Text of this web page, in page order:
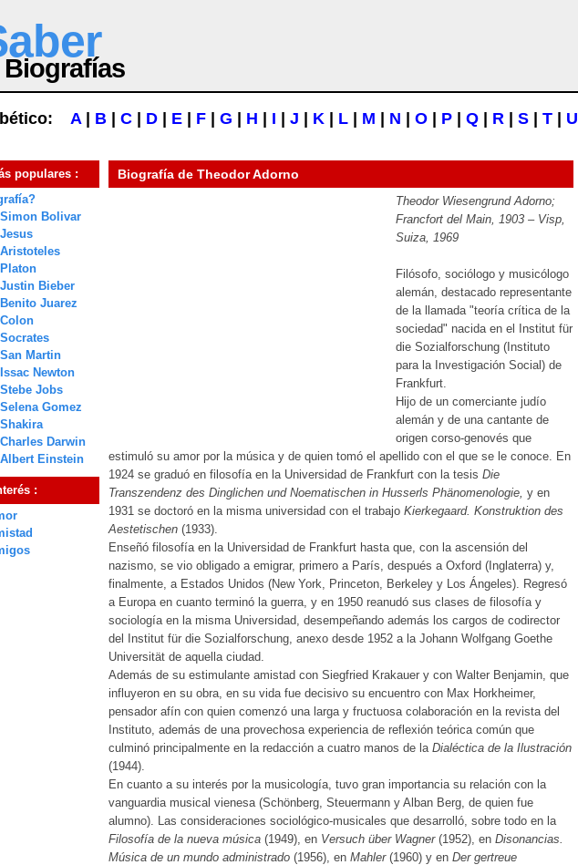
Biografías
A| B C D E F G H I J K L M N O P Q R S T U
populares :
Bolivar
Bieber
Juarez
Martin
Newton
Jobs
Gomez
Darwin
Einstein
:
Biografía de Theodor Adorno
Theodor Wiesengrund Adorno;
Francfort del Main, 1903 – Visp,
Suiza, 1969
Filósofo, sociólogo y musicólogo
alemán, destacado representante
de la llamada "teoría crítica de la
sociedad" nacida en el Institut für
die Sozialforschung (Instituto
para la Investigación Social) de
Frankfurt.
Hijo de un comerciante judío
alemán y de una cantante de
origen corso-genovés que
estimuló su amor por la música y de quien tomó el apellido con el que se le conoce. En
1924 se graduó en filosofía en la Universidad de Frankfurt con la tesis Die
Transzendenz des Dinglichen und Noematischen in Husserls Phänomenologie, y en
1931 se doctoró en la misma universidad con el trabajo Kierkegaard. Konstruktion des
Aestetischen (1933).
Enseñó filosofía en la Universidad de Frankfurt hasta que, con la ascensión del
nazismo, se vio obligado a emigrar, primero a París, después a Oxford (Inglaterra) y,
finalmente, a Estados Unidos (New York, Princeton, Berkeley y Los Ángeles). Regresó
a Europa en cuanto terminó la guerra, y en 1950 reanudó sus clases de filosofía y
sociología en la misma Universidad, desempeñando además los cargos de codirector
del Institut für die Sozialforschung, anexo desde 1952 a la Johann Wolfgang Goethe
Universität de aquella ciudad.
Además de su estimulante amistad con Siegfried Krakauer y con Walter Benjamin, que
influyeron en su obra, en su vida fue decisivo su encuentro con Max Horkheimer,
pensador afín con quien comenzó una larga y fructuosa colaboración en la revista del
Instituto, además de una provechosa experiencia de reflexión teórica común que
culminó principalmente en la redacción a cuatro manos de la Dialéctica de la Ilustración
(1944).
En cuanto a su interés por la musicología, tuvo gran importancia su relación con la
vanguardia musical vienesa (Schönberg, Steuermann y Alban Berg, de quien fue
alumno). Las consideraciones sociológico-musicales que desarrolló, sobre todo en la
Filosofía de la nueva música (1949), en Versuch über Wagner(1952), en Disonancias.
Música de un mundo administrado (1956), en Mahler(1960) y en Der gertreue